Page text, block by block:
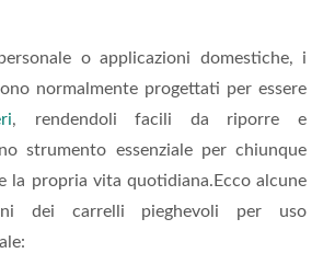
o applicazioni domestiche, i
normalmente progettati per essere
, rendendoli facili da riporre e
strumento essenziale per chiunque
la propria vita quotidiana.Ecco alcune
dei carrelli pieghevoli per uso